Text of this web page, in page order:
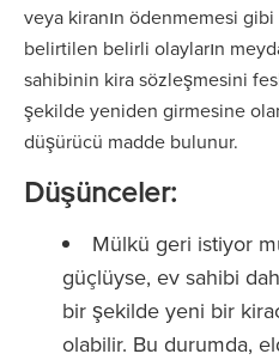
veya kiranın ödenmemesi
belirtilen belirli olayların
sahibinin kira sözleşmesini
şekilde yeniden girmesine
düşürücü madde bulunur.
Düşünceler:
Mülkü geri istiyor
güçlüyse, ev sahibi
bir şekilde yeni bir
olabilir. Bu durumda,